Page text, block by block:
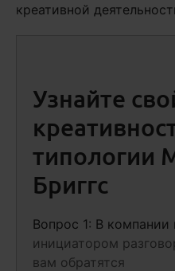
креативной
Узнайте
типологии
Бриггс
Вопрос 1: В компании
инициатором
вам обратятся